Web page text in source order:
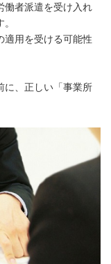
働者派遣を受け入れ
適用を受ける可能性
に、正しい「事業所